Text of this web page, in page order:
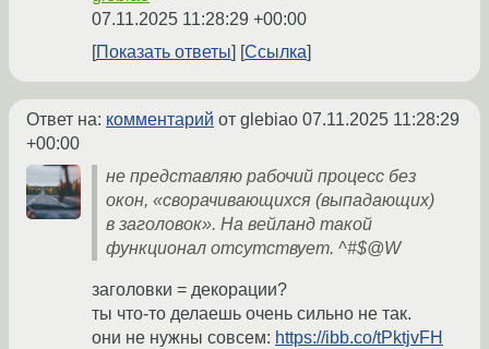
07.11.2025 11:28:29 +00:00
Показать ответы
Ссылка
Ответ на: комментарий от glebiao 07.11.2025 11:28:29
+00:00
не представляю рабочий процесс без
окон, «сворачивающихся (выпадающих)
в заголовок». На вейланд такой
функционал отсутствует. ^#$@W
заголовки = декорации?
ты что-то делаешь очень сильно не так.
они не нужны совсем: https://ibb.co/tPktjvFH